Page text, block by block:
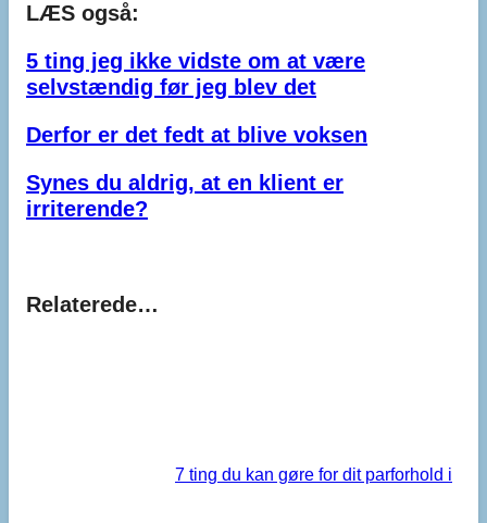
LÆS også:
5 ting jeg ikke vidste om at være
selvstændig før jeg blev det
Derfor er det fedt at blive voksen
Synes du aldrig, at en klient er
irriterende?
Relaterede…
7 ting du kan gøre for dit parforhold i